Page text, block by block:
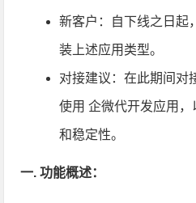
新客户：自下线之日起
装上述应用类型。
对接建议：在此期间对
使用 企微代开发应用
和稳定性。
一. 功能概述：